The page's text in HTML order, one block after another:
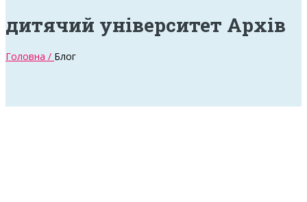
дитячий університет Архів
Головна / Блог